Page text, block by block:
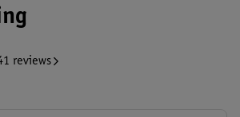
reviews